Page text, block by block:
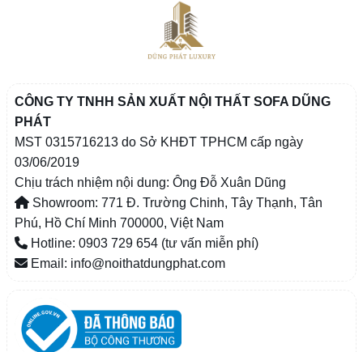
CÔNG TY TNHH SẢN XUẤT NỘI THẤT SOFA DŨNG
PHÁT
MST 0315716213 do Sở KHĐT TPHCM cấp ngày
03/06/2019
Chịu trách nhiệm nội dung: Ông Đỗ Xuân Dũng
Showroom: 771 Đ. Trường Chinh, Tây Thạnh, Tân
Phú, Hồ Chí Minh 700000, Việt Nam
Hotline: 0903 729 654 (tư vấn miễn phí)
Email: info@noithatdungphat.com